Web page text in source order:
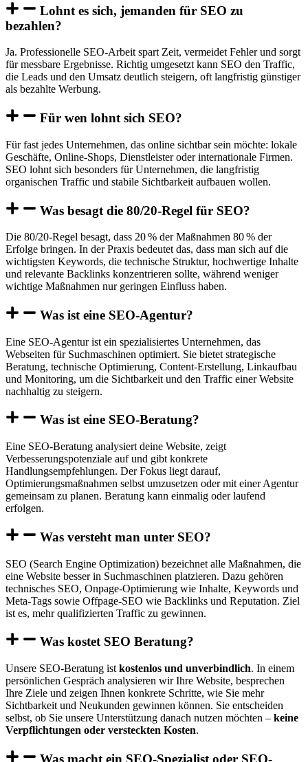
Lohnt es sich, jemanden für SEO zu
bezahlen?
Ja. Professionelle SEO-Arbeit spart Zeit, vermeidet Fehler und sorgt
für messbare Ergebnisse. Richtig umgesetzt kann SEO den Traffic,
die Leads und den Umsatz deutlich steigern, oft langfristig günstiger
als bezahlte Werbung.
Für wen lohnt sich SEO?
Für fast jedes Unternehmen, das online sichtbar sein möchte: lokale
Geschäfte, Online-Shops, Dienstleister oder internationale Firmen.
SEO lohnt sich besonders für Unternehmen, die langfristig
organischen Traffic und stabile Sichtbarkeit aufbauen wollen.
Was besagt die 80/20-Regel für SEO?
Die 80/20-Regel besagt, dass 20 % der Maßnahmen 80 % der
Erfolge bringen. In der Praxis bedeutet das, dass man sich auf die
wichtigsten Keywords, die technische Struktur, hochwertige Inhalte
und relevante Backlinks konzentrieren sollte, während weniger
wichtige Maßnahmen nur geringen Einfluss haben.
Was ist eine SEO-Agentur?
Eine SEO-Agentur ist ein spezialisiertes Unternehmen, das
Webseiten für Suchmaschinen optimiert. Sie bietet strategische
Beratung, technische Optimierung, Content-Erstellung, Linkaufbau
und Monitoring, um die Sichtbarkeit und den Traffic einer Website
nachhaltig zu steigern.
Was ist eine SEO-Beratung?
Eine SEO-Beratung analysiert deine Website, zeigt
Verbesserungspotenziale auf und gibt konkrete
Handlungsempfehlungen. Der Fokus liegt darauf,
Optimierungsmaßnahmen selbst umzusetzen oder mit einer Agentur
gemeinsam zu planen. Beratung kann einmalig oder laufend
erfolgen.
Was versteht man unter SEO?
SEO (Search Engine Optimization) bezeichnet alle Maßnahmen, die
eine Website besser in Suchmaschinen platzieren. Dazu gehören
technisches SEO, Onpage-Optimierung wie Inhalte, Keywords und
Meta-Tags sowie Offpage-SEO wie Backlinks und Reputation. Ziel
ist es, mehr qualifizierten Traffic zu gewinnen.
Was kostet SEO Beratung?
Unsere SEO-Beratung ist kostenlos und unverbindlich. In einem
persönlichen Gespräch analysieren wir Ihre Website, besprechen
Ihre Ziele und zeigen Ihnen konkrete Schritte, wie Sie mehr
Sichtbarkeit und Neukunden gewinnen können. Sie entscheiden
selbst, ob Sie unsere Unterstützung danach nutzen möchten – keine
Verpflichtungen oder versteckten Kosten.
Was macht ein SEO-Spezialist oder SEO-